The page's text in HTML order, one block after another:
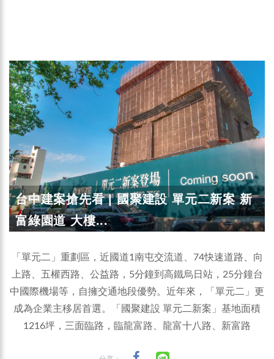
台中建案搶先看 | 國聚建設 單元二新案 新
富綠園道 大樓...
「單元二」重劃區，近國道1南屯交流道、74快速道路、向
上路、五權西路、公益路，5分鐘到高鐵烏日站，25分鐘台
中國際機場等，自擁交通地段優勢。近年來，「單元二」更
成為企業主移居首選。「國聚建設 單元二新案」基地面積
1216坪，三面臨路，臨龍富路、龍富十八路、新富路